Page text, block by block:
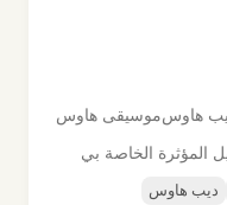
هاوسموسيقى هاوس
المؤثرة الخاصة بي
ديب هاوس